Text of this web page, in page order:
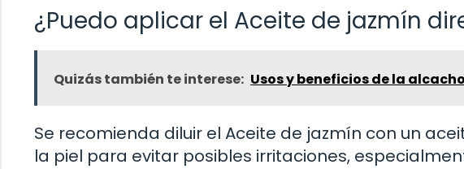
¿Puedo aplicar el Aceite de jazmín
Quizás también te interese: Usos y beneficios de la
Se recomienda diluir el Aceite de jazmín con un
la piel para evitar posibles irritaciones,